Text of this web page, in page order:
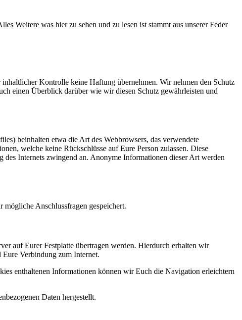
Weitere was hier zu sehen und zu lesen ist stammt aus unserer Feder
Kontrolle keine Haftung übernehmen. Wir nehmen den Schutz
einen Überblick darüber wie wir diesen Schutz gewährleisten und
beinhalten etwa die Art des Webbrowsers, das verwendete
welche keine Rückschlüsse auf Eure Person zulassen. Diese
Internets zwingend an. Anonyme Informationen dieser Art werden
Anschlussfragen gespeichert.
auf Eurer Festplatte übertragen werden. Hierdurch erhalten wir
Verbindung zum Internet.
enthaltenen Informationen können wir Euch die Navigation erleichtern
Daten hergestellt.